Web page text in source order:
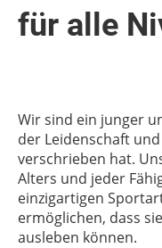
für alle
Wir sind ein junger
der Leidenschaft
verschrieben hat.
Alters und jeder
einzigartigen
ermöglichen, dass
ausleben können.